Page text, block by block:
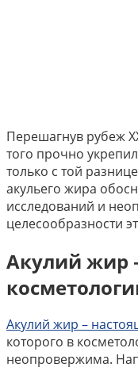
Перешагнув рубеж
того прочно
только с той
акульего жира
исследований и
целесообразности
Акулий жир
Акулий жир –
которого в
неопровержима.